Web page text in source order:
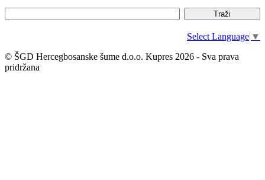
Select Language ▼
© ŠGD Hercegbosanske šume d.o.o. Kupres 2026 - Sva prava
pridržana